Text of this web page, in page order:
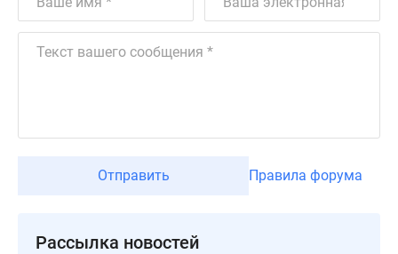
ипотека
Квартиры
застройщиком
Отправить Правила форума
Рассылка новостей